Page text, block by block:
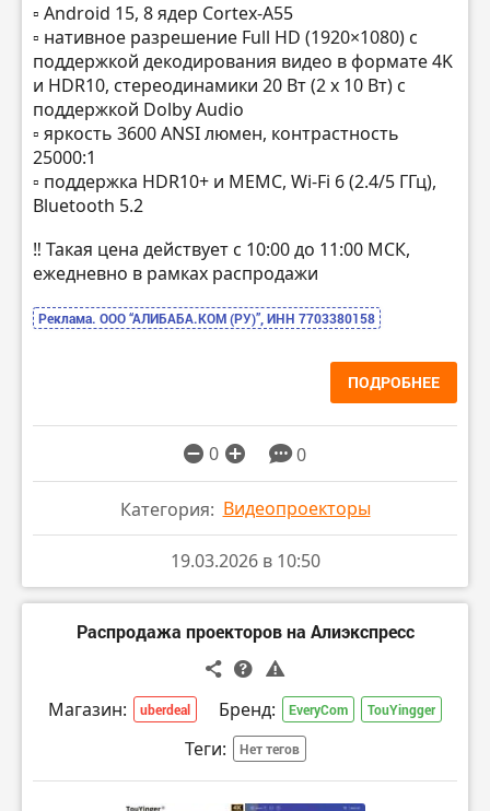
▫️ Android 15, 8 ядер Cortex-A55
▫️ нативное разрешение Full HD (1920×1080) с
поддержкой декодирования видео в формате 4K
и HDR10, стереодинамики 20 Вт (2 x 10 Вт) с
поддержкой Dolby Audio
▫️ яркость 3600 ANSI люмен, контрастность
25000:1
▫️ поддержка HDR10+ и MEMC, Wi-Fi 6 (2.4/5 ГГц),
Bluetooth 5.2
‼️ Такая цена действует с 10:00 до 11:00 МСК,
ежедневно в рамках распродажи
Реклама. ООО “АЛИБАБА.КОМ (РУ)”, ИНН 7703380158
ПОДРОБНЕЕ
0 0
Категория: Видеопроекторы
19.03.2026 в 10:50
Распродажа проекторов на Алиэкспресс
Магазин: uberdeal Бренд: EveryCom TouYingger
Теги: Нет тегов